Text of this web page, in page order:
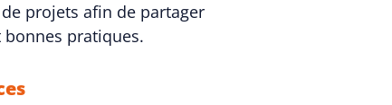
projets afin de partager
pratiques.